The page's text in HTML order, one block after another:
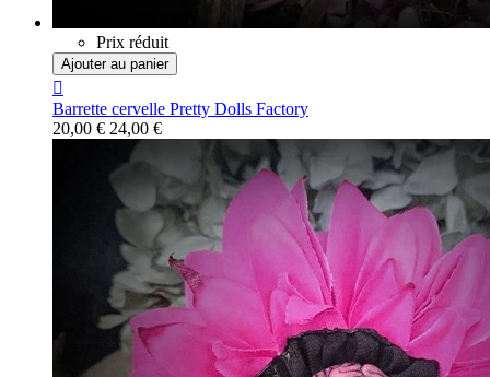
Prix réduit
Ajouter au panier

Barrette cervelle Pretty Dolls Factory
20,00 € 24,00 €